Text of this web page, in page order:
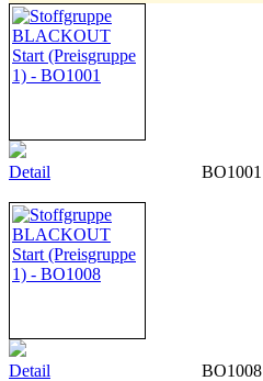
Detail BO1001
Detail BO1008